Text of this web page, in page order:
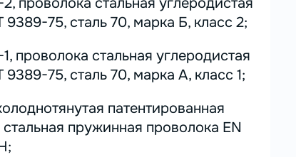
75, сталь 70, марка Б, класс 2;
проволока стальная углеродистая
75, сталь 70, марка А, класс 1;
патентированная
пружинная проволока EN